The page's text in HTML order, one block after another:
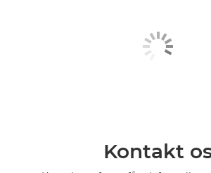
Kontakt